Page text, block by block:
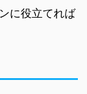
に役立てれば